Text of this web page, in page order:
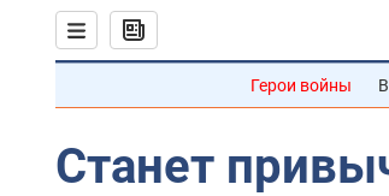
Герои войны
Станет